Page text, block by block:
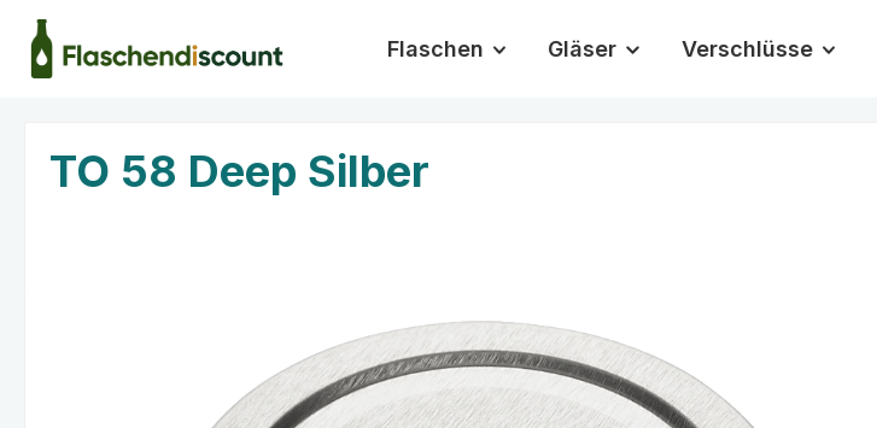
Hauptinhalt springen
Zur Suche springen
Zur Hauptnavigation springen
Flaschen Gläser Verschlüsse
TO 58 Deep Silber